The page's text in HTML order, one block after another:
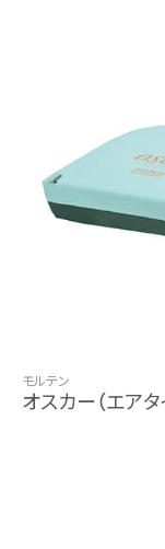
モルテン
オスカー（エア